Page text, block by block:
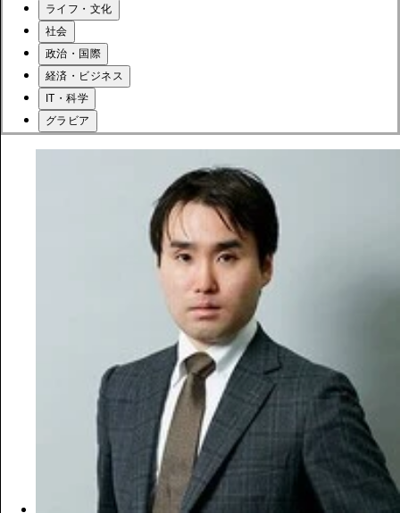
ライフ・文化
社会
政治・国際
経済・ビジネス
IT・科学
グラビア